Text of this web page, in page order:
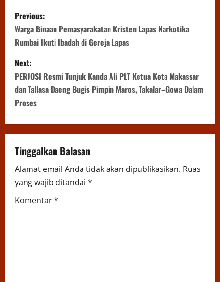
P
o
s
t
n
v
i
g
a
Previous:
Warga Binaan Pemasyarakatan Kristen Lapas Narkotika
Rumbai Ikuti Ibadah di Gereja Lapas
Next:
PERJOSI Resmi Tunjuk Kanda Ali PLT Ketua Kota Makassar
dan Tallasa Daeng Bugis Pimpin Maros, Takalar–Gowa Dalam
Proses
Tinggalkan Balasan
Alamat email Anda tidak akan dipublikasikan. Ruas
yang wajib ditandai *
Komentar*